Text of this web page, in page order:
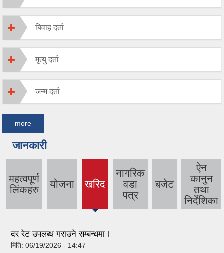
बिवाह दर्ता
मृत्यु दर्ता
जन्म दर्ता
more
जानकारी
महत्वपूर्ण
लिंकहरु
योजना खरिद
(active
नागरिक
वडा
पत्र
बजेट
ऐन
कानुन
तथा
निर्देशिका
दर रेट उपलब्ध गराउने सम्बन्धमा l
मिति: 06/19/2026 - 14:47